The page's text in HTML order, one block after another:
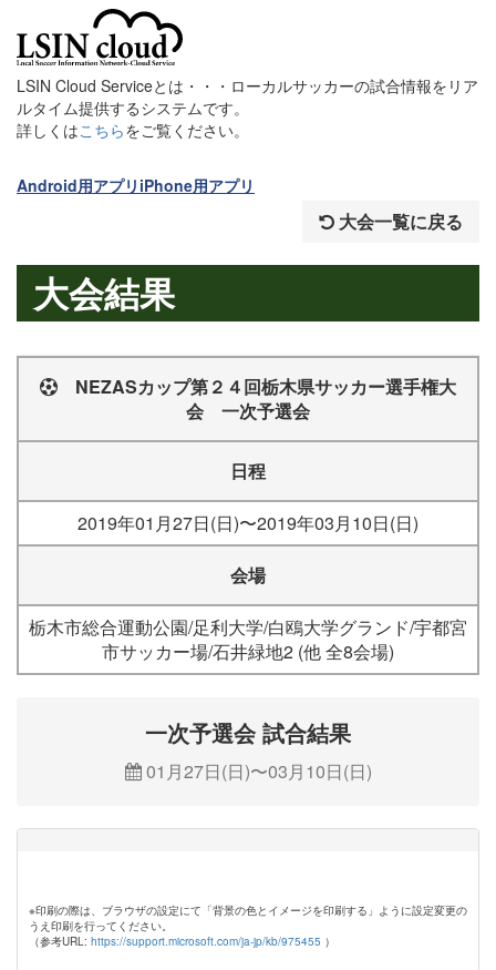
LSIN Cloud Serviceとは・・・ローカルサッカーの試合情報をリア
ルタイム提供するシステムです。
詳しくはこちらをご覧ください。
Android用アプリ iPhone用アプリ
大会一覧に戻る
大会結果
NEZASカップ第２４回栃木県サッカー選手権大
会 一次予選会
日程
2019年01月27日(日)〜2019年03月10日(日)
会場
栃木市総合運動公園/足利大学/白鴎大学グランド/宇都宮
市サッカー場/石井緑地2 (他 全8会場)
一次予選会 試合結果
01月27日(日)〜03月10日(日)
※印刷の際は、ブラウザの設定にて「背景の色とイメージを印刷する」ように設定変更の
うえ印刷を行ってください。
（参考URL: https://support.microsoft.com/ja-jp/kb/975455 ）